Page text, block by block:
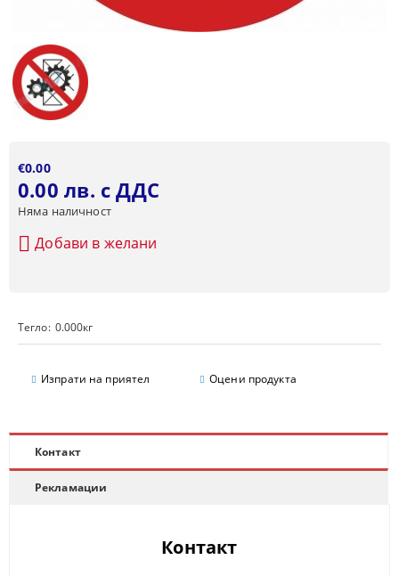
Тегло: 0.000кг
Изпрати на приятел Оцени продукта
€0.00
0.00 лв. с ДДС
Няма наличност
Добави в желани
Контакт
Рекламации
Контакт